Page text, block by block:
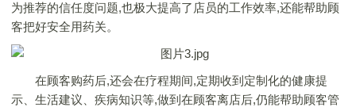
为推荐的信任度问题,也极大提高了店员的工作效率,还能帮助顾
客把好安全用药关。
在顾客购药后,还会在疗程期间,定期收到定制化的健康提
示、生活建议、疾病知识等,做到在顾客离店后,仍能帮助顾客管